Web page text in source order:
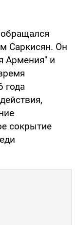
Саркисян. Он
Армения" и
года
сокрытие